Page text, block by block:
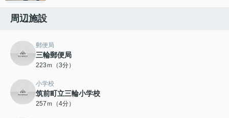
周辺施設
郵便局
三輪郵便局
223ｍ（3分）
小学校
筑前町立三輪小学校
257ｍ（4分）